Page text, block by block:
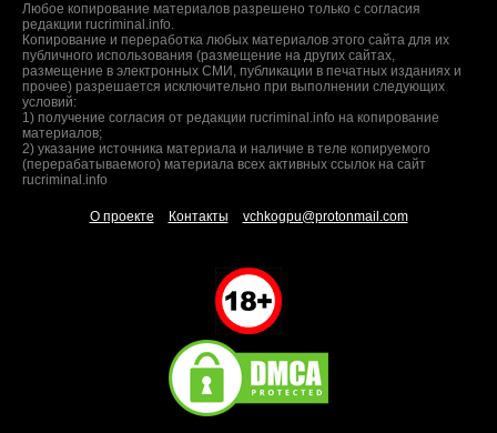
Любое копирование материалов разрешено только с согласия
редакции rucriminal.info.
Копирование и переработка любых материалов этого сайта для их
публичного использования (размещение на других сайтах,
размещение в электронных СМИ, публикации в печатных изданиях и
прочее) разрешается исключительно при выполнении следующих
условий:
1) получение согласия от редакции rucriminal.info на копирование
материалов;
2) указание источника материала и наличие в теле копируемого
(перерабатываемого) материала всех активных ссылок на сайт
rucriminal.info
О проекте Контакты vchkogpu@protonmail.com